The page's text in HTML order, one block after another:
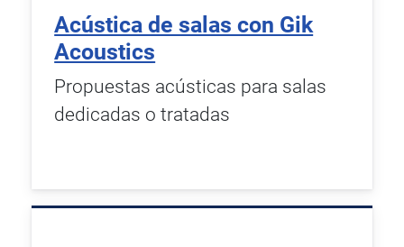
Acústica de salas con Gik
Acoustics
Propuestas acústicas para salas
dedicadas o tratadas